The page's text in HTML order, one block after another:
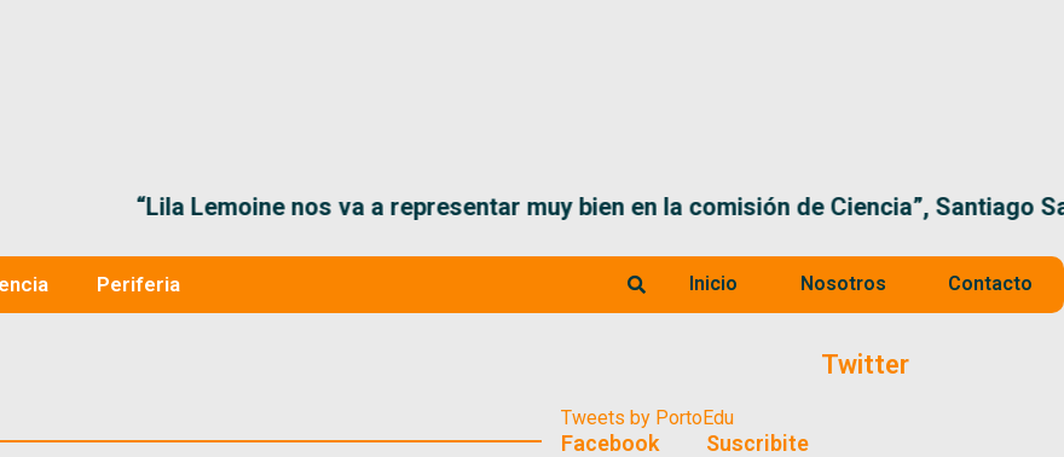
“Lila Lemoine nos va a representar muy bien en la comisión de Ciencia”, Santiago Santurio
Periferia Inicio Nosotros Contacto
Twitter
Tweets by PortoEdu
Facebook Suscribite